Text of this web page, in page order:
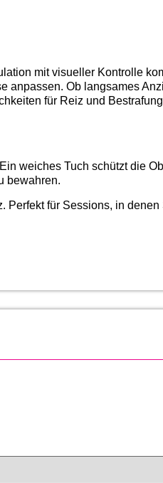
mit visueller Kontrolle
anpassen. Ob langsames
für Reiz und
weiches Tuch schützt die
bewahren.
Perfekt für Sessions, in denen